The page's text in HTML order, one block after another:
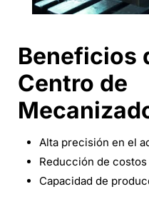
Beneficios
Centro de
Alta precisión en el
Reducción de
Capacidad de